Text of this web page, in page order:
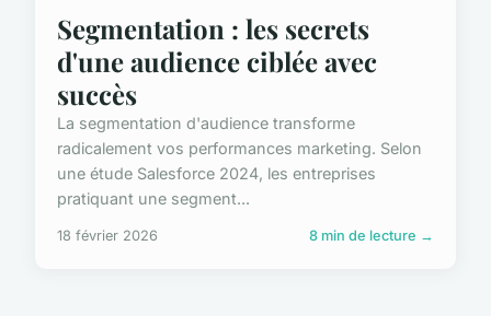
Segmentation : les secrets
d'une audience ciblée avec
succès
La segmentation d'audience transforme
radicalement vos performances marketing. Selon
une étude Salesforce 2024, les entreprises
pratiquant une segment...
18 février 2026 8 min de lecture →